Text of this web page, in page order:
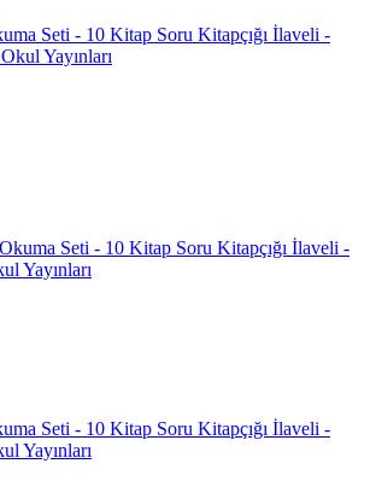
Seti - 10 Kitap Soru Kitapçığı İlaveli -
Yayınları
Seti - 10 Kitap Soru Kitapçığı İlaveli -
Yayınları